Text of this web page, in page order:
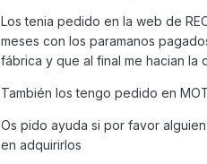
Los tenia pedido en la web de
meses con los paramanos
fábrica y que al final me hacian
También los tengo pedido en
Os pido ayuda si por favor
en adquirirlos